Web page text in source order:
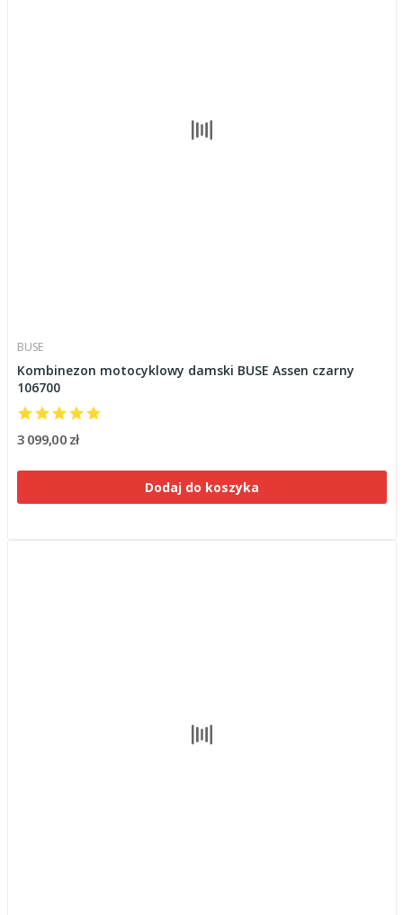
BUSE
Kombinezon motocyklowy damski BUSE Assen czarny
106700
3 099,00 zł
Dodaj do koszyka